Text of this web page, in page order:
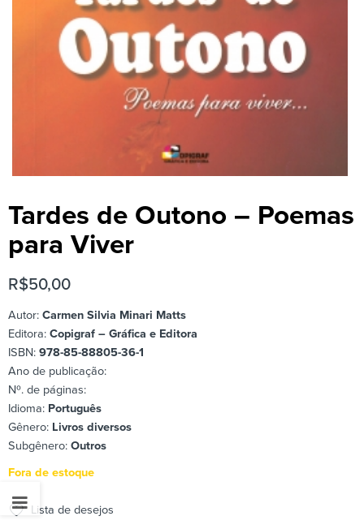
Tardes de Outono – Poemas
para Viver
R$50,00
Autor: Carmen Silvia Minari Matts
Editora: Copigraf – Gráfica e Editora
ISBN: 978-85-88805-36-1
Ano de publicação:
Nº. de páginas:
Idioma: Português
Gênero: Livros diversos
Subgênero: Outros
Fora de estoque
Lista de desejos